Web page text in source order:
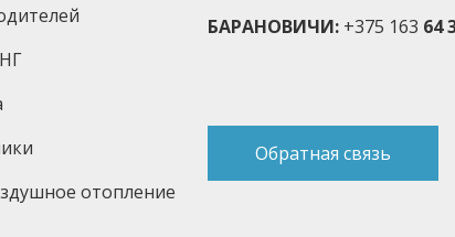
отопление
БАРАНОВИЧИ: +375 163 64
Обратная связь